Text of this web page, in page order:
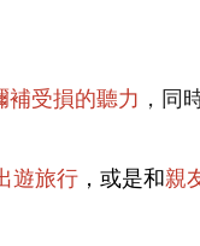
補受損的聽力 ，同
遊旅行 ，或是和親